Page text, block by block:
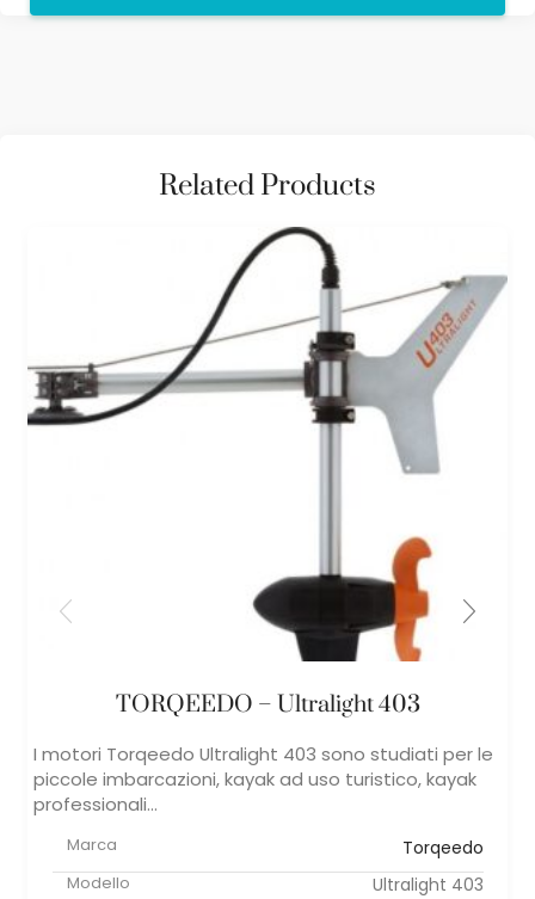
Related Products
TORQEEDO – Ultralight 403
I motori ​Torqeedo Ultralight 403 ​sono studiati per le
piccole imbarcazioni, kayak ad uso turistico, kayak
professionali...
Marca Torqeedo
Modello Ultralight 403